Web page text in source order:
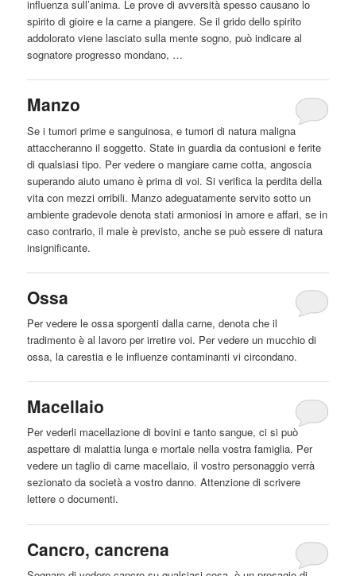
influenza sull’anima. Le prove di avversità spesso causano lo
spirito di gioire e lacarne a piangere. Se il grido dello spirito
addolorato viene lasciato sulla mente sogno, può indicareal
sognatore progresso mondano, …
Manzo
Se i tumori prime e sanguinosa, e tumori di natura maligna
attaccheranno il soggetto. State in guardia da contusioni e ferite
di qualsiasi tipo. Per vedere o mangiarecarne cotta, angoscia
superando aiuto umano è prima di voi. Si verifica la perdita della
vita con mezzi orribili. Manzo adeguatamente servito sotto un
ambiente gradevole denota stati armoniosi in amore e affari, se in
caso contrario, il male è previsto, anche se può essere di natura
insignificante.
Ossa
Per vedere le ossa sporgenti dallacarne, denota che il
tradimento èal lavoro per irretire voi. Per vedere un mucchio di
ossa, la carestia e le influenze contaminanti vi circondano.
Macellaio
Per vederli macellazione di bovini e tanto sangue, ci si può
aspettare di malattia lunga e mortale nella vostra famiglia. Per
vedere un taglio dicarne macellaio, il vostro personaggio verrà
sezionato da società a vostro danno. Attenzione di scrivere
lettere o documenti.
Cancro, cancrena